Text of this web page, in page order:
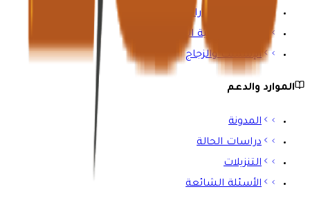
صناعة السيارات
المباني والبنية التحتية
الإسمنت والزجاج
الموارد والدعم
المدونة
دراسات الحالة
التنزيلات
الأسئلة الشائعة